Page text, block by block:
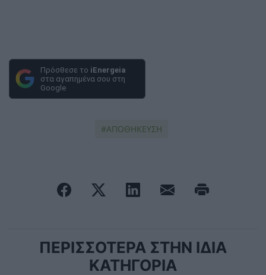
Πρόσθεσε το iEnergeia
στα αγαπημένα σου στη
Google
ΑΠΟΘΗΚΕΥΣΗ
ΠΕΡΙΣΣΟΤΕΡΑ ΣΤΗΝ ΙΔΙΑ
ΚΑΤΗΓΟΡΙΑ